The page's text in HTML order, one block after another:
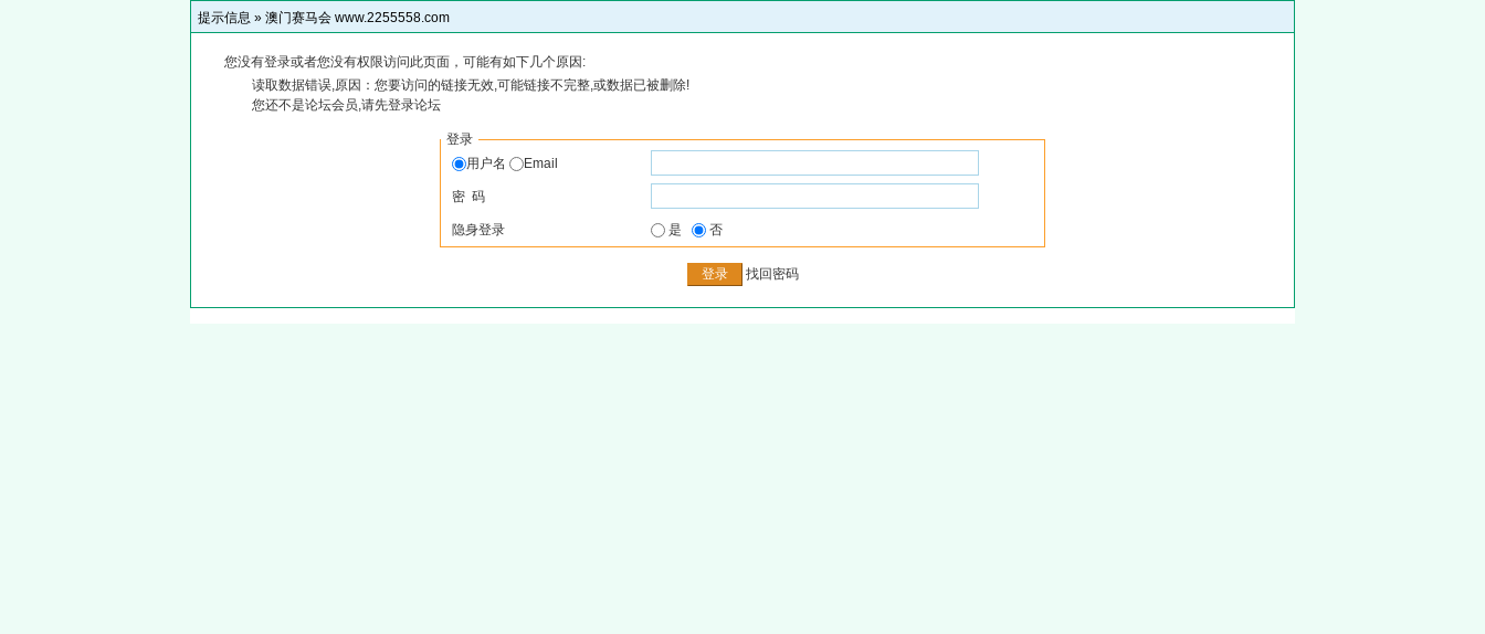
提示信息 » 澳门赛马会 www.2255558.com
您没有登录或者您没有权限访问此页面，可能有如下几个原因:
读取数据错误,原因：您要访问的链接无效,可能链接不完整,或数据已被删除!
您还不是论坛会员,请先登录论坛
登录
用户名
Email
密 码
隐身登录 是 否
找回密码